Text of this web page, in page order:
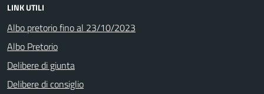
LINK UTILI
Albo pretorio fino al 23/10/2023
Albo Pretorio
Delibere di giunta
Delibere di consiglio